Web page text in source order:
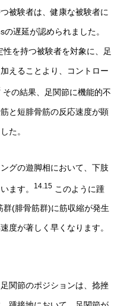
被験者は、健康な被験者に
遅延が認められました。
を持つ被験者を対象に、足
えることより、コントロー
その結果、足関節に機能的不
と短腓骨筋の反応速度が顕
た。
グの遊脚相において、下肢
ます。 14.15このように踵
(腓骨筋群)に筋収縮が発生
度が著しく早くなります。
関節のポジションは、捻挫